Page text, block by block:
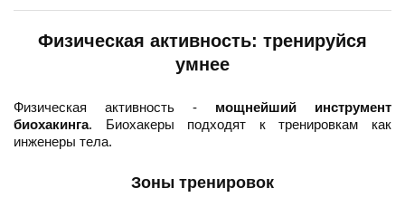
Физическая активность: тренируйся
умнее
Физическая активность - мощнейший инструмент
биохакинга. Биохакеры подходят к тренировкам как
инженеры тела.
Зоны тренировок